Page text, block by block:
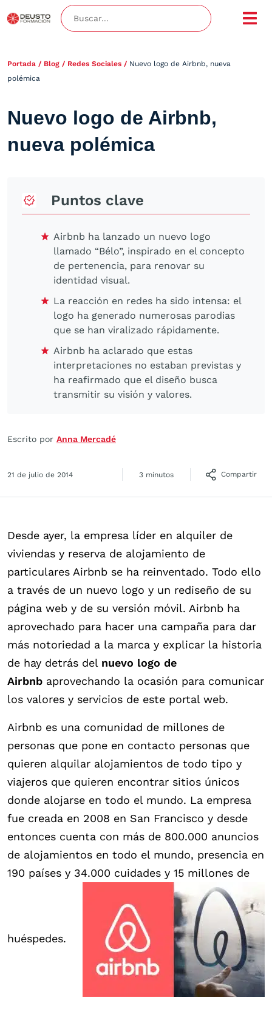
Portada / Blog / Redes Sociales / Nuevo logo de Airbnb, nueva
polémica
Nuevo logo de Airbnb,
nueva polémica
Puntos clave
Airbnb ha lanzado un nuevo logo
llamado “Bélo”, inspirado en el concepto
de pertenencia, para renovar su
identidad visual.
La reacción en redes ha sido intensa: el
logo ha generado numerosas parodias
que se han viralizado rápidamente.
Airbnb ha aclarado que estas
interpretaciones no estaban previstas y
ha reafirmado que el diseño busca
transmitir su visión y valores.
Escrito por Anna Mercadé
21 de julio de 2014 3 minutos Compartir
Desde ayer, la empresa líder en alquiler de
viviendas y reserva de alojamiento de
particulares Airbnb se ha reinventado. Todo ello
a través de un nuevo logo y un rediseño de su
página web y de su versión móvil. Airbnb ha
aprovechado para hacer una campaña para dar
más notoriedad a la marca y explicar la historia
de hay detrás del nuevo logo de
Airbnb aprovechando la ocasión para comunicar
los valores y servicios de este portal web.
Airbnb es una comunidad de millones de
personas que pone en contacto personas que
quieren alquilar alojamientos de todo tipo y
viajeros que quieren encontrar sitios únicos
donde alojarse en todo el mundo. La empresa
fue creada en 2008 en San Francisco y desde
entonces cuenta con más de 800.000 anuncios
de alojamientos en todo el mundo, presencia en
190 países y 34.000 cuidades y 15 millones de
huéspedes.